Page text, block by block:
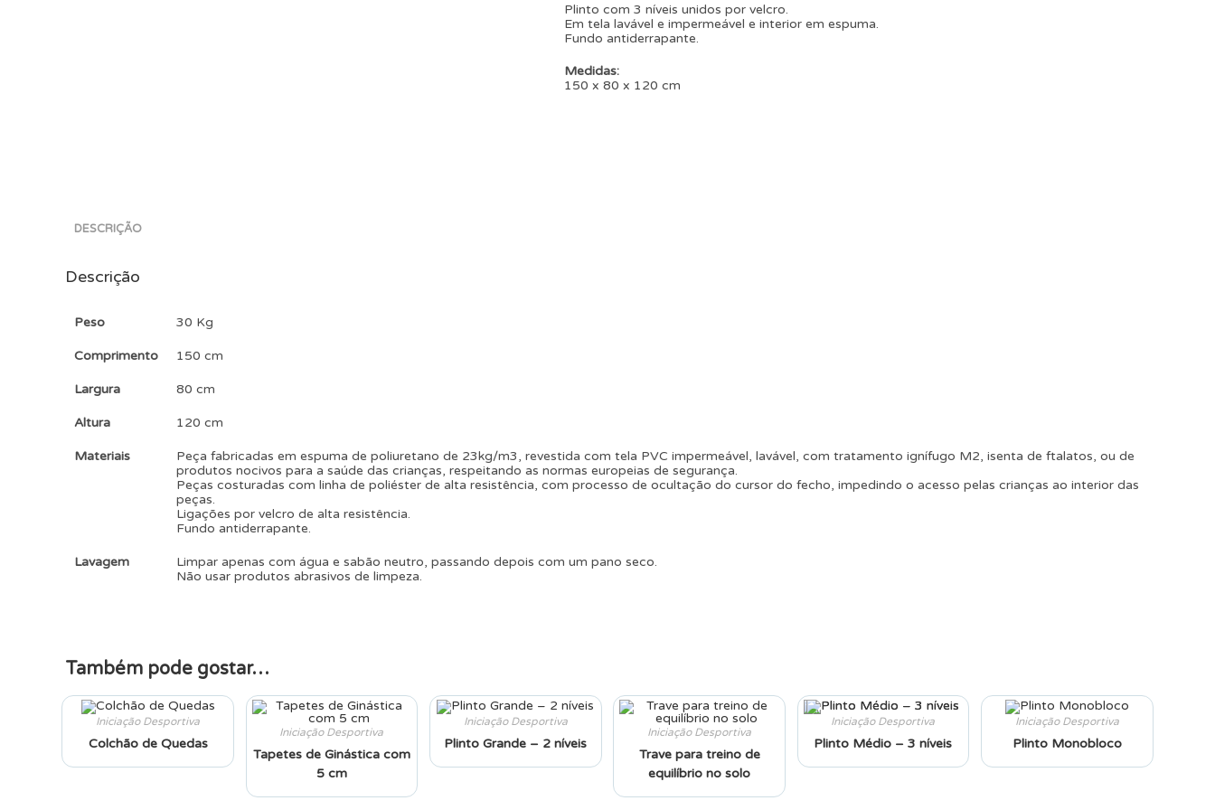
Plinto com 3 níveis unidos por velcro.
Em tela lavável e impermeável e interior em espuma.
Fundo antiderrapante.
Medidas:
150 x 80 x 120 cm
DESCRIÇÃO
Descrição
Peso 30 Kg
Comprimento 150 cm
Largura 80 cm
Altura 120 cm
Materiais
Peça fabricadas em espuma de poliuretano de 23kg/m3, revestida com tela PVC impermeável, lavável, com tratamento ignífugo M2, isenta de ftalatos, ou de
produtos nocivos para a saúde das crianças, respeitando as normas europeias de segurança.
Peças costuradas com linha de poliéster de alta resistência, com processo de ocultação do cursor do fecho, impedindo o acesso pelas crianças ao interior das
peças.
Ligações por velcro de alta resistência.
Fundo antiderrapante.
Lavagem
Limpar apenas com água e sabão neutro, passando depois com um pano seco.
Não usar produtos abrasivos de limpeza.
Também pode gostar…
Iniciação Desportiva
Colchão de Quedas
Iniciação Desportiva
Tapetes de Ginástica com
5 cm
Iniciação Desportiva
Plinto Grande – 2 níveis
Iniciação Desportiva
Trave para treino de
equilíbrio no solo
Iniciação Desportiva
Plinto Médio – 3 níveis
Iniciação Desportiva
Plinto Monobloco